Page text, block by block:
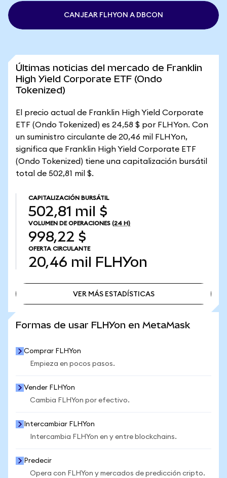
CANJEAR FLHYON A DBCON
Últimas noticias del mercado de Franklin
High Yield Corporate ETF (Ondo
Tokenized)
El precio actual de Franklin High Yield Corporate
ETF (Ondo Tokenized) es 24,58 $ por FLHYon. Con
un suministro circulante de 20,46 mil FLHYon,
significa que Franklin High Yield Corporate ETF
(Ondo Tokenized) tiene una capitalización bursátil
total de 502,81 mil $.
CAPITALIZACIÓN BURSÁTIL
502,81 mil $
VOLUMEN DE OPERACIONES (24 H)
998,22 $
OFERTA CIRCULANTE
20,46 mil FLHYon
VER MÁS ESTADÍSTICAS
Formas de usar FLHYon en MetaMask
Comprar FLHYon
Empieza en pocos pasos.
Vender FLHYon
Cambia FLHYon por efectivo.
Intercambiar FLHYon
Intercambia FLHYon en y entre blockchains.
Predecir
Opera con FLHYon y mercados de predicción cripto.